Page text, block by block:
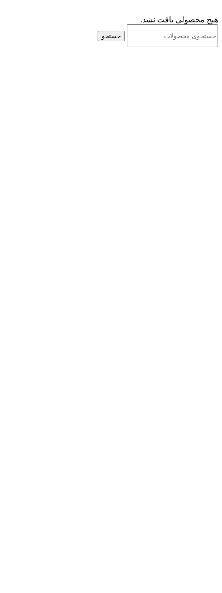
هیچ محصولی یافت نشد.
جستجو